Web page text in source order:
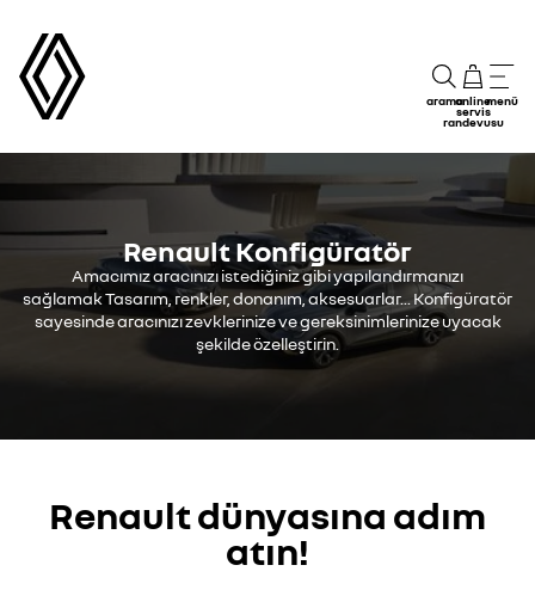
aramaonline
servis
randevusu
menü
Renault Konfigüratör
Amacımız aracınızı istediğiniz gibi yapılandırmanızı
sağlamak Tasarım, renkler, donanım, aksesuarlar... Konfigüratör
sayesinde aracınızı zevklerinize ve gereksinimlerinize uyacak
şekilde özelleştirin.
Renault dünyasına adım
atın!